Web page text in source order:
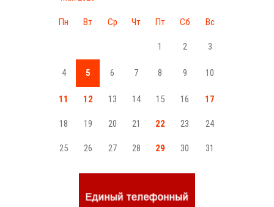
Пн Вт Ср Чт Пт Сб Вс
1 2 3
4 5 6 7 8 9 10
11 12 13 14 15 16 17
18 19 20 21 22 23 24
25 26 27 28 29 30 31